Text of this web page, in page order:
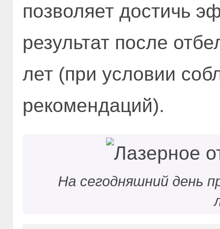
позволяет достичь
результат после
лет (при условии
рекомендаций).
На сегодняшний день